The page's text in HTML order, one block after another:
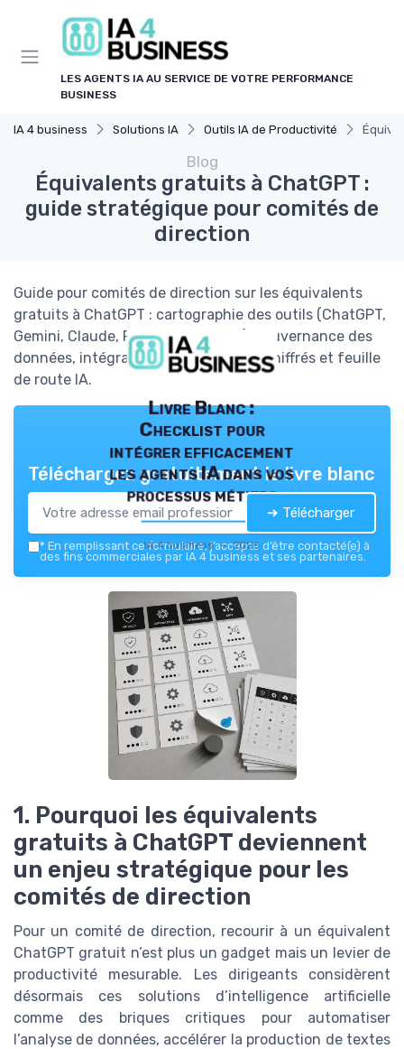
LES AGENTS IA AU SERVICE DE VOTRE PERFORMANCE
BUSINESS
IA 4 business Solutions IA Outils IA de Productivité
Blog
Équivalents gratuits à ChatGPT :
guide stratégique pour comités de
direction
Guide pour comités de direction sur les équivalents
gratuits à ChatGPT : cartographie des outils (ChatGPT,
Gemini, Claude, Perplexity, Mistral), gouvernance des
données, intégration SI, cas d’usage chiffrés et feuille
de route IA.
Livre Blanc :
Checklist pour
intégrer efficacement
les agents IA dans vos
processus métiers
IA 4 business — 2026
Téléchargez gratuitement le livre blanc
➔ Télécharger
* En remplissant ce formulaire, j’accepte d’être contacté(e) à
des fins commerciales par IA 4 business et ses partenaires.
1. Pourquoi les équivalents
gratuits à ChatGPT deviennent
un enjeu stratégique pour les
comités de direction
Pour un comité de direction, recourir à un équivalent
ChatGPT gratuit n’est plus un gadget mais un levier de
productivité mesurable. Les dirigeants considèrent
désormais ces solutions d’intelligence artificielle
comme des briques critiques pour automatiser
l’analyse de données, accélérer la production de textes